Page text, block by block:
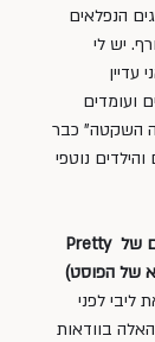
הנפלאים
יש לי
שאני עדיין
ועומדים
השקטה" כבר
נוטפי
4.     נעלי בלרינה ומוקסינים של Pretty
לפני
בוודאות